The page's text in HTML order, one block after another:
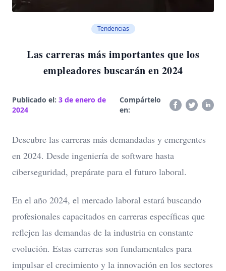
Tendencias
Las carreras más importantes que los
empleadores buscarán en 2024
Publicado el: 3 de enero de
2024
Compártelo
en:
Descubre las carreras más demandadas y emergentes
en 2024. Desde ingeniería de software hasta
ciberseguridad, prepárate para el futuro laboral.
En el año 2024, el mercado laboral estará buscando
profesionales capacitados en carreras específicas que
reflejen las demandas de la industria en constante
evolución. Estas carreras son fundamentales para
impulsar el crecimiento y la innovación en los sectores